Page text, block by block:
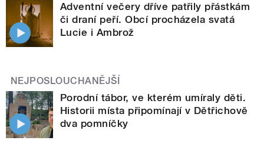
Adventní večery dříve patřily přástkám
či draní peří. Obcí procházela svatá
Lucie i Ambrož
NEJPOSLOUCHANĚJŠÍ
Porodní tábor, ve kterém umíraly děti.
Historii místa připomínají v Dětřichově
dva pomníčky